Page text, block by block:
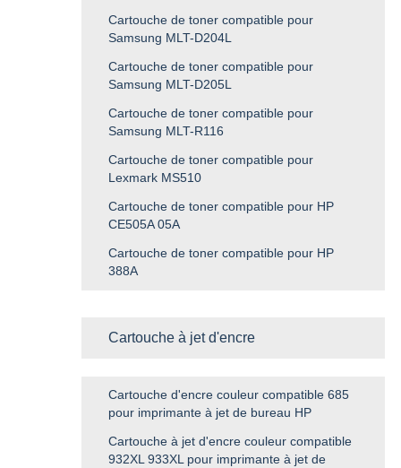
Cartouche de toner compatible pour
Samsung MLT-D204L
Cartouche de toner compatible pour
Samsung MLT-D205L
Cartouche de toner compatible pour
Samsung MLT-R116
Cartouche de toner compatible pour
Lexmark MS510
Cartouche de toner compatible pour HP
CE505A 05A
Cartouche de toner compatible pour HP
388A
Cartouche à jet d'encre
Cartouche d'encre couleur compatible 685
pour imprimante à jet de bureau HP
Cartouche à jet d'encre couleur compatible
932XL 933XL pour imprimante à jet de